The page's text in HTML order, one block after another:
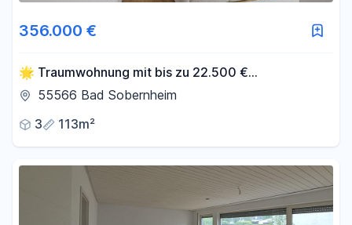
356.000 €
🌟 Traumwohnung mit bis zu 22.500 €
Tilgungszuschuss + KfW-Finanzierung sichern! mit
55566 Bad Sobernheim
3
113m²